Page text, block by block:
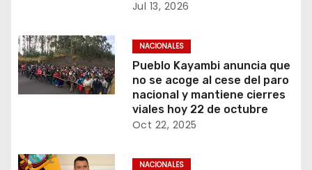
Jul 13, 2026
NACIONALES
Pueblo Kayambi anuncia que
no se acoge al cese del paro
nacional y mantiene cierres
viales hoy 22 de octubre
Oct 22, 2025
NACIONALES